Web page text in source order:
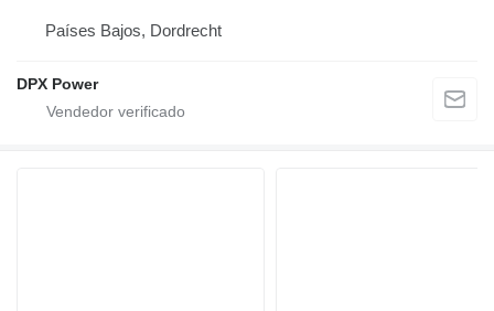
Países Bajos, Dordrecht
DPX Power